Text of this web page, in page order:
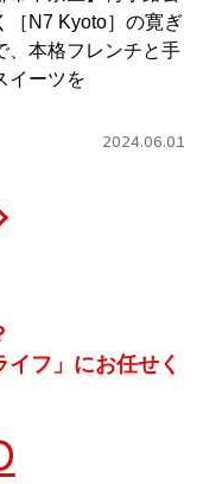
［N7 Kyoto］の寛ぎ
、本格フレンチと手
イーツを
2024.06.01
フ」にお任せく